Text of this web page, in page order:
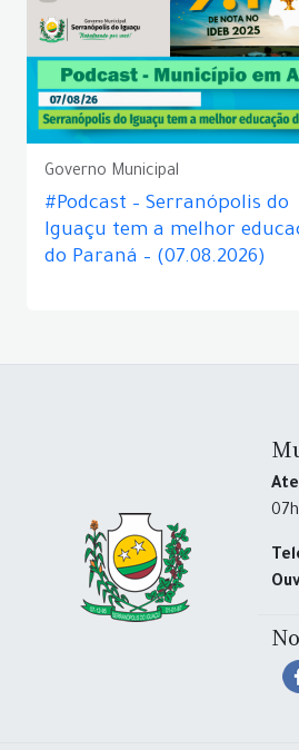
Governo Municipal
#Podcast – Serranópolis do
Iguaçu tem a melhor
do Paraná – (07.08.2026)